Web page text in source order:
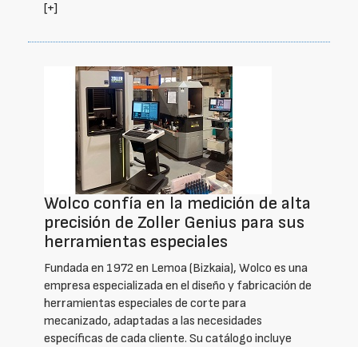
[+]
Wolco confía en la medición de alta
precisión de Zoller Genius para sus
herramientas especiales
Fundada en 1972 en Lemoa (Bizkaia), Wolco es una
empresa especializada en el diseño y fabricación de
herramientas especiales de corte para
mecanizado, adaptadas a las necesidades
específicas de cada cliente. Su catálogo incluye